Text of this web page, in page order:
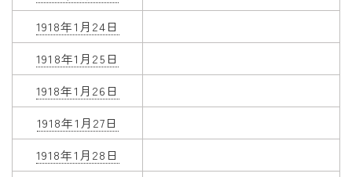
1918年1月24日
1918年1月25日
1918年1月26日
1918年1月27日
1918年1月28日